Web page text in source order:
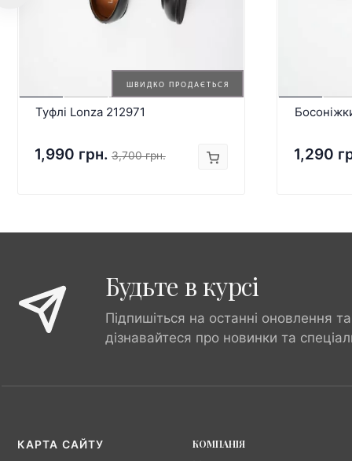
ШВИДКО ПРОДАЄТЬСЯ
Туфлі Lonza 212971
1,990 грн. 3,700 грн. 1,290
Будьте в курсі
Підпишіться на останні оновлення та
дізнавайтеся про новинки та
КАРТА САЙТУ
КОМПАНІЯ